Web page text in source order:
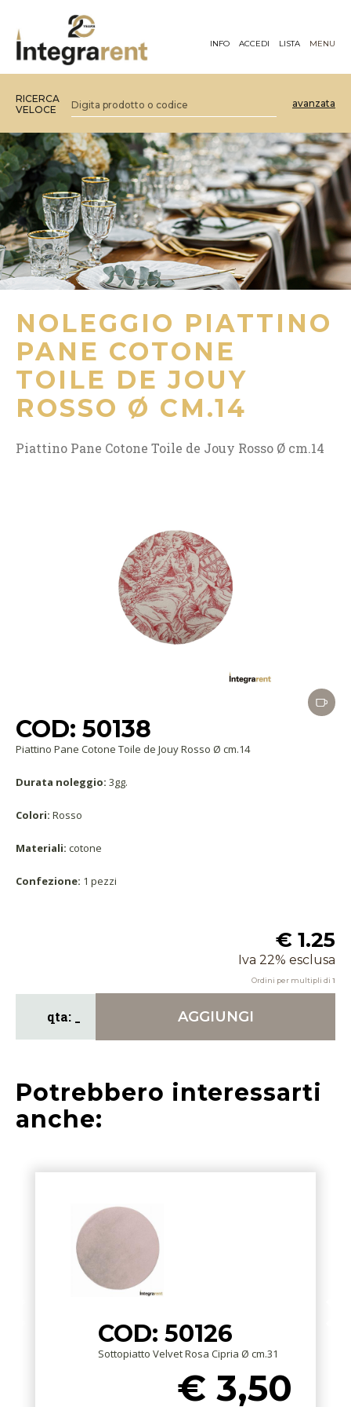
INFO ACCEDI LISTA MENU
RICERCA
VELOCE
avanzata
NOLEGGIO PIATTINO
PANE COTONE
TOILE DE JOUY
ROSSO Ø CM.14
Piattino Pane Cotone Toile de Jouy Rosso Ø cm.14
COD: 50138
Piattino Pane Cotone Toile de Jouy Rosso Ø cm.14
Durata noleggio: 3gg.
Colori: Rosso
Materiali: cotone
Confezione: 1 pezzi
€ 1.25
Iva 22% esclusa
Ordini per multipli di 1
AGGIUNGI
Potrebbero interessarti
anche:
COD: 50126
Sottopiatto Velvet Rosa Cipria Ø cm.31
€ 3,50